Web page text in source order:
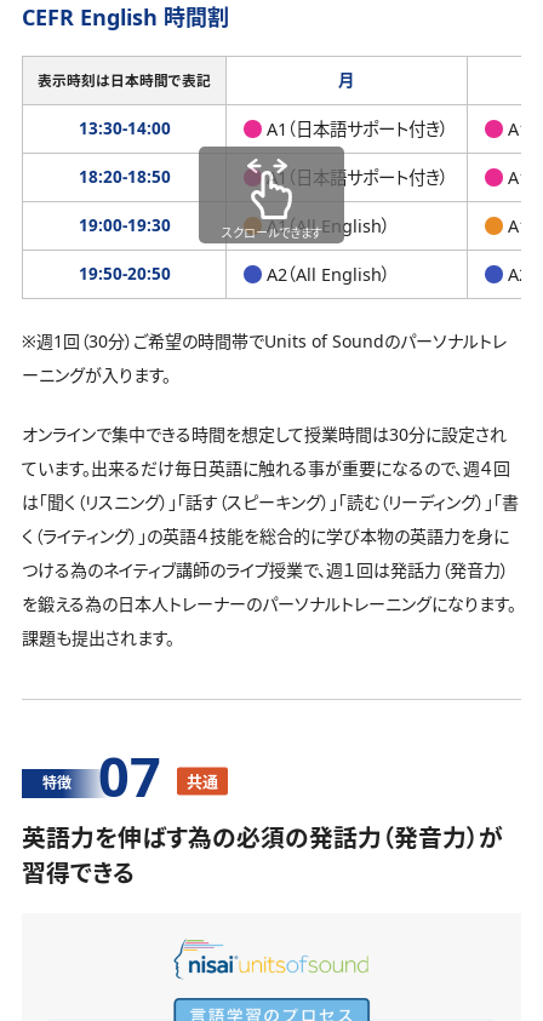
CEFR English 時間割
表示時刻は日本時間で表記 月
13:30-14:00 A1（日本語サポート付き） A1
18:20-18:50 A1（日本語サポート付き） A1
19:00-19:30 A1（All English） A1
19:50-20:50 A2（All English） A2
スクロールできます
※週1回（30分）ご希望の時間帯でUnits of Soundのパーソナルトレ
ーニングが入ります。
オンラインで集中できる時間を想定して授業時間は30分に設定され
ています。出来るだけ毎日英語に触れる事が重要になるので、週４回
は「聞く（リスニング）」「話す（スピーキング）」「読む（リーディング）」「書
く（ライティング）」の英語４技能を総合的に学び本物の英語力を身に
つける為のネイティブ講師のライブ授業で、週１回は発話力（発音力）
を鍛える為の日本人トレーナーのパーソナルトレーニングになります。
課題も提出されます。
特徴 07 共通
英語力を伸ばす為の必須の発話力（発音力）が
習得できる